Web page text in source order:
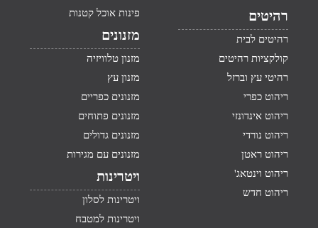
רהיטים
רהיטים לבית
קולקציות רהיטים
רהיטי עץ וברזל
ריהוט כפרי
ריהוט אינדונזי
ריהוט נורדי
ריהוט ראטן
ריהוט וינטאג'
ריהוט חדש
פינות אוכל קטנות
מזנונים
מזנון טלוויזיה
מזנון עץ
מזנונים כפריים
מזנונים פתוחים
מזנונים גדולים
מזנונים עם מגירות
ויטרינות
ויטרינות לסלון
ויטרינות למטבח